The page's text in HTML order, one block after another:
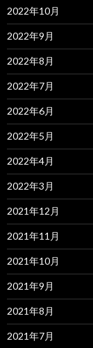
2022年10月
2022年9月
2022年8月
2022年7月
2022年6月
2022年5月
2022年4月
2022年3月
2021年12月
2021年11月
2021年10月
2021年9月
2021年8月
2021年7月